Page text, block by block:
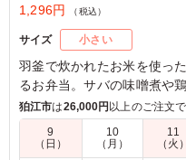
1,296円 （税込）
サイズ 小さい
羽釜で炊かれたお米を使っ
るお弁当。サバの味噌煮や
理が詰まっています。玉子
会議中のひとときにぴった
い。
狛江市は26,000円以上のご注文
9
（日）
10
（月）
11
（火）